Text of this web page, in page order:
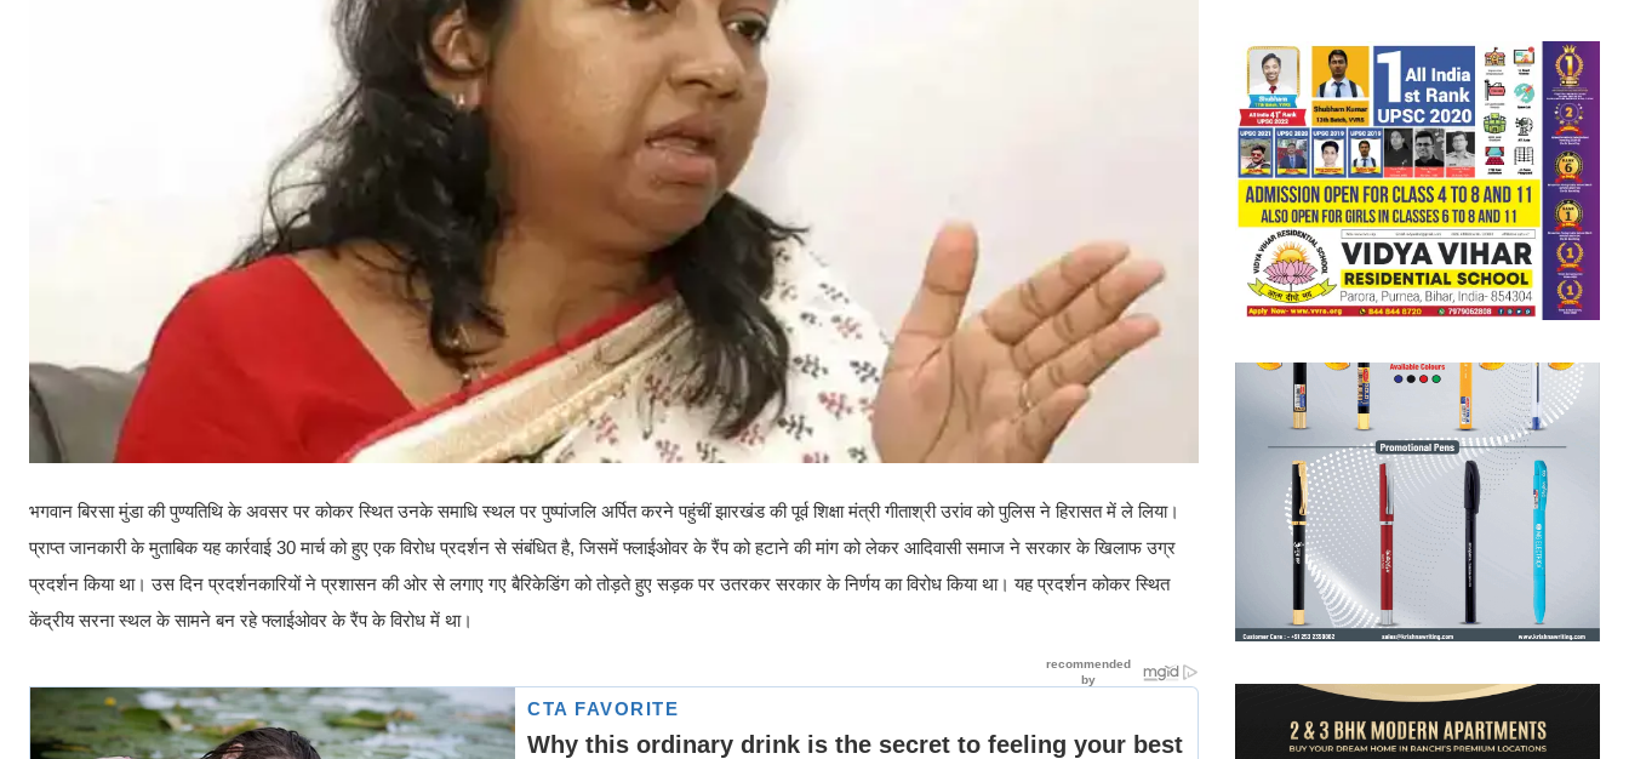
भगवान बिरसा मुंडा की पुण्यतिथि के अवसर पर कोकर स्थित उनके समाधि स्थल पर पुष्पांजलि अर्पित करने पहुंचीं झारखंड की पूर्व शिक्षा मंत्री गीताश्री उरांव को पुलिस ने हिरासत में ले लिया।
प्राप्त जानकारी के मुताबिक यह कार्रवाई 30 मार्च को हुए एक विरोध प्रदर्शन से संबंधित है, जिसमें फ्लाईओवर के रैंप को हटाने की मांग को लेकर आदिवासी समाज ने सरकार के खिलाफ उग्र
प्रदर्शन किया था। उस दिन प्रदर्शनकारियों ने प्रशासन की ओर से लगाए गए बैरिकेडिंग को तोड़ते हुए सड़क पर उतरकर सरकार के निर्णय का विरोध किया था। यह प्रदर्शन कोकर स्थित
केंद्रीय सरना स्थल के सामने बन रहे फ्लाईओवर के रैंप के विरोध में था।